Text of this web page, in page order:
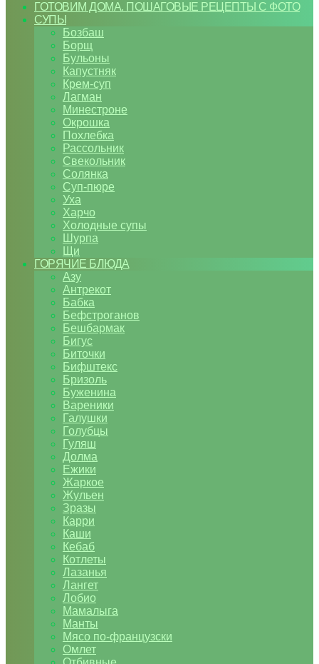
ГОТОВИМ ДОМА. ПОШАГОВЫЕ РЕЦЕПТЫ С ФОТО
СУПЫ
Бозбаш
Борщ
Бульоны
Капустняк
Крем-суп
Лагман
Минестроне
Окрошка
Похлебка
Рассольник
Свекольник
Солянка
Суп-пюре
Уха
Харчо
Холодные супы
Шурпа
Щи
ГОРЯЧИЕ БЛЮДА
Азу
Антрекот
Бабка
Бефстроганов
Бешбармак
Бигус
Биточки
Бифштекс
Бризоль
Буженина
Вареники
Галушки
Голубцы
Гуляш
Долма
Ежики
Жаркое
Жульен
Зразы
Карри
Каши
Кебаб
Котлеты
Лазанья
Лангет
Лобио
Мамалыга
Манты
Мясо по-французски
Омлет